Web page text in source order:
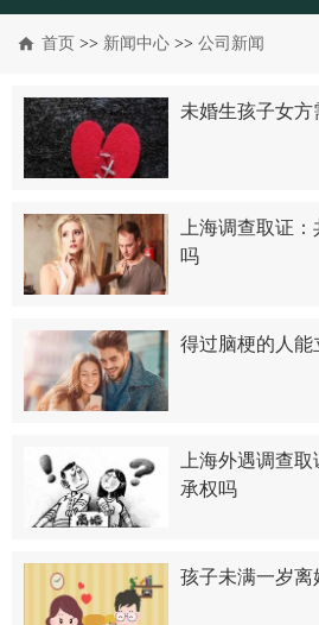
首页 >> 新闻中心 >> 公司新闻
未婚生孩子女
上海调查取证
吗
得过脑梗的人能
上海外遇调查
承权吗
孩子未满一岁